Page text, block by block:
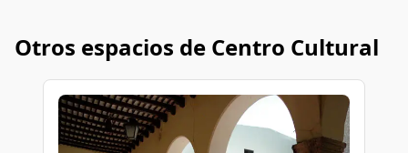
Otros espacios de Centro Cultural